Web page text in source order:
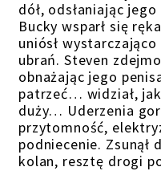
dół, odsłaniając
Bucky wsparł się
uniósł
ubrań. Steven
obnażając jego
patrzeć… widział,
duży… Uderzenia
przytomność,
podniecenie. Zsunął
kolan, resztę drogi